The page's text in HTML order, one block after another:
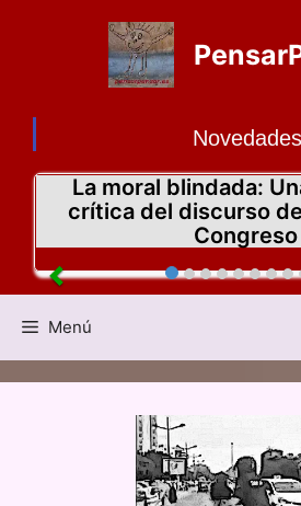
Novedades
La moral blindada:
crítica del discurso
Congreso
Menú